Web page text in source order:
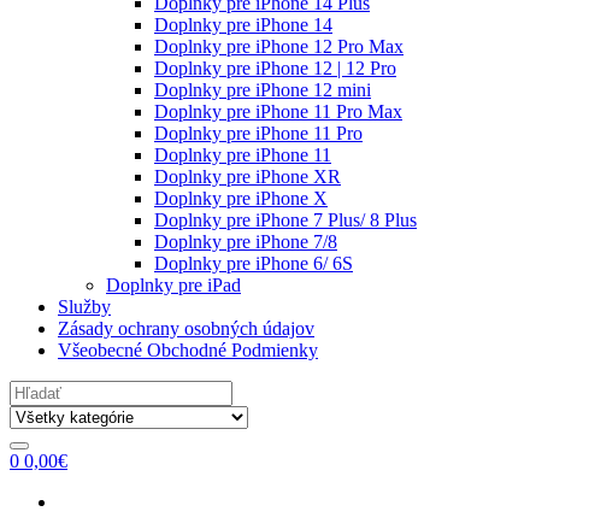
Doplnky pre iPhone 14
Doplnky pre iPhone 12 Pro Max
Doplnky pre iPhone 12 | 12 Pro
Doplnky pre iPhone 12 mini
Doplnky pre iPhone 11 Pro Max
Doplnky pre iPhone 11 Pro
Doplnky pre iPhone 11
Doplnky pre iPhone XR
Doplnky pre iPhone X
Doplnky pre iPhone 7 Plus/ 8 Plus
Doplnky pre iPhone 7/8
Doplnky pre iPhone 6/ 6S
Doplnky pre iPad
Služby
Zásady ochrany osobných údajov
Všeobecné Obchodné Podmienky
Search
for:
0 0,00€